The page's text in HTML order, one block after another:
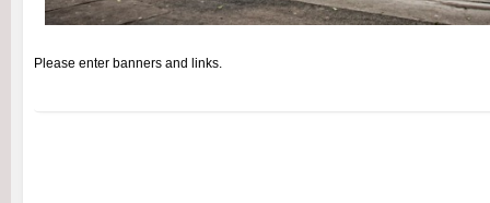
Please enter banners and links.